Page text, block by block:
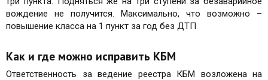
вождение не получится. Максимально, что возможно –
повышение класса на 1 пункт за год без ДТП
Как и где можно исправить КБМ
Ответственность за ведение реестра КБМ возложена на